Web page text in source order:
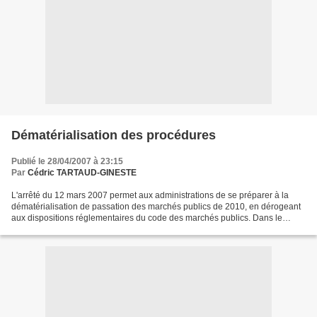
Dématérialisation des procédures
Publié le 28/04/2007 à 23:15
Par Cédric TARTAUD-GINESTE
L'arrêté du 12 mars 2007 permet aux administrations de se préparer à la
dématérialisation de passation des marchés publics de 2010, en dérogeant
aux dispositions réglementaires du code des marchés publics. Dans le